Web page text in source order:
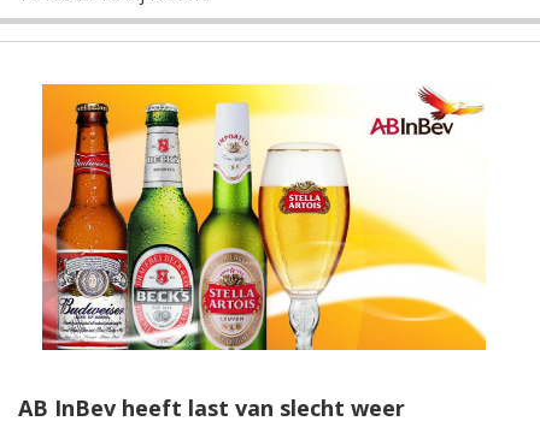
AB InBev heeft last van slecht weer